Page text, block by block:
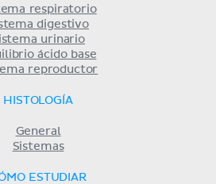
respiratorio
digestivo
urinario
ácido base
reproductor
HISTOLOGÍA
General
Sistemas
ESTUDIAR